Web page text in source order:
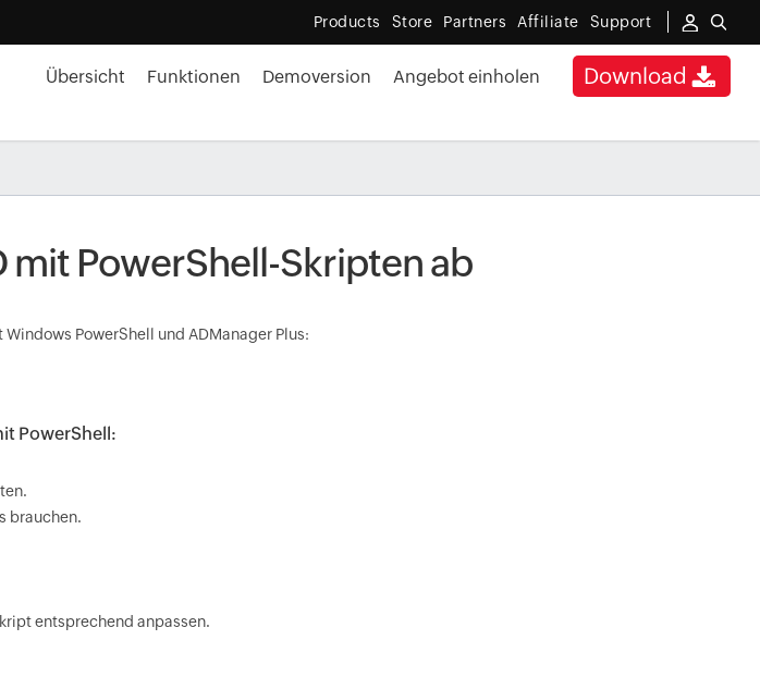
Products Store Partners Affiliate Support
Download
Übersicht Funktionen Demoversion Angebot einholen
mit PowerShell-Skripten ab
PowerShell und ADManager Plus:
PowerShell:
brauchen.
entsprechend anpassen.